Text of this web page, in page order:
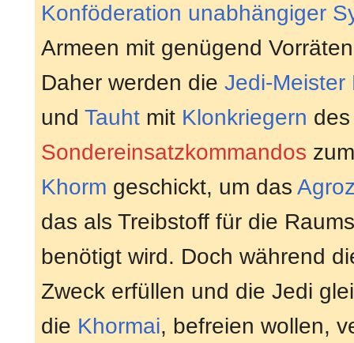
Konföderation unabhängiger
Armeen mit genügend
Daher werden die Jedi-Meister
und Tauht mit Klonkriegern
Sondereinsatzkommandos
Khorm geschickt, um das
das als Treibstoff für die
benötigt wird. Doch während
Zweck erfüllen und die Jedi
die Khormai, befreien wollen,